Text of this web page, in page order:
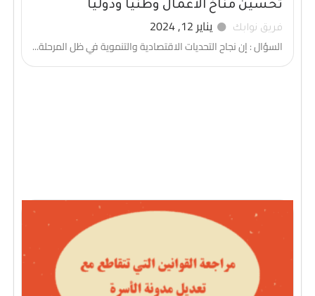
تحسين مناخ الأعمال وطنيا ودوليا
فريق نوابك يناير 12, 2024
السؤال : إن نجاح التحديات الاقتصادية والتنموية في ظل المرحلة...